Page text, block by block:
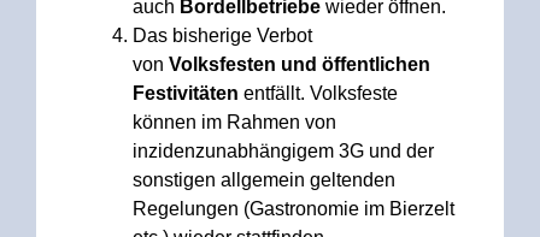
auch Bordellbetriebe wieder öffnen.
Das bisherige Verbot
von Volksfesten und öffentlichen
Festivitäten entfällt. Volksfeste
können im Rahmen von
inzidenzunabhängigem 3G und der
sonstigen allgemein geltenden
Regelungen (Gastronomie im Bierzelt